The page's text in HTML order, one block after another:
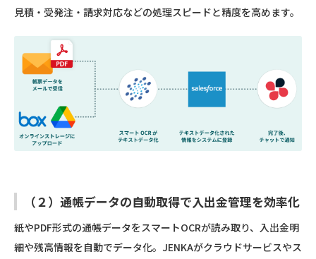
見積・受発注・請求対応などの処理スピードと精度を高めます。
（２）通帳データの自動取得で入出金管理を効率化
紙やPDF形式の通帳データをスマートOCRが読み取り、入出金明
細や残高情報を自動でデータ化。JENKAがクラウドサービスやス